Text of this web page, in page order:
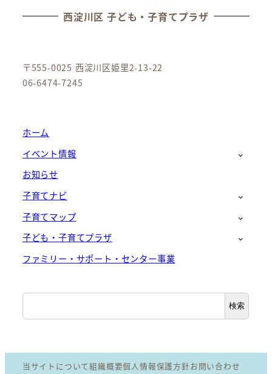
西淀川区 子ども・子育てプラザ
〒555-0025 西淀川区姫里2-13-22
06-6474-7245
ホーム
イベント情報
お知らせ
子育てナビ
子育てマップ
子ども・子育てプラザ
ファミリー・サポート・センター事業
検
索
検索
当サイトについて組織概要個人情報保護方針お問い合わせ